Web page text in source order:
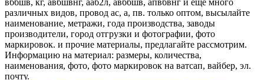
различных видов, провод ас, а, пв. только оптом, высылайте
наименование, метражи, года производства, заводы
производители, город отгрузки и фотографии, фото
маркировок. и прочие материалы, предлагайте рассмотрим.
Информацию на материал: размеры, количества,
наименования, фото, фото маркировок на ватсап, вайбер, эл.
почту.